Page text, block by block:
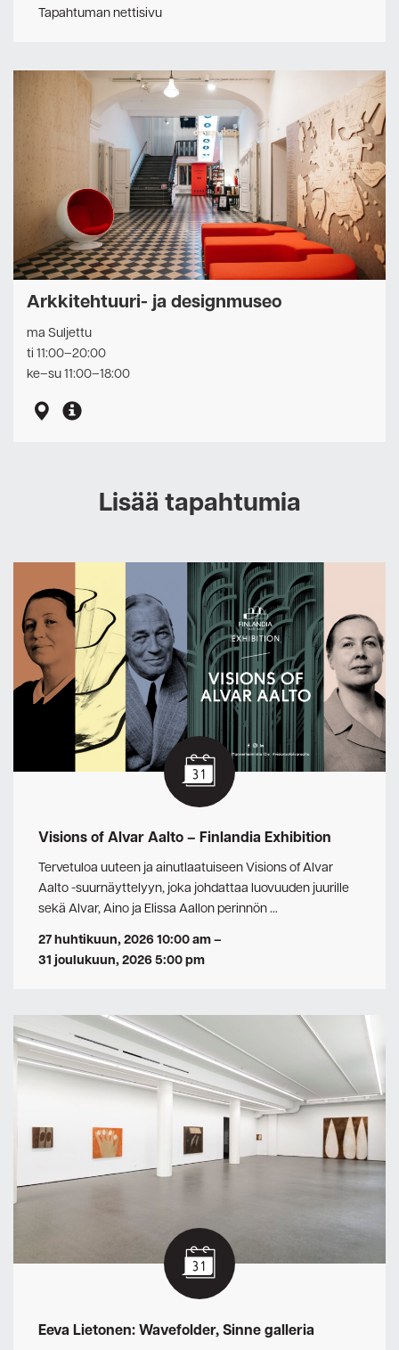
Tapahtuman nettisivu
Arkkitehtuuri- ja designmuseo
ma Suljettu
ti 11:00–20:00
ke–su 11:00–18:00
Lisää tapahtumia
Visions of Alvar Aalto – Finlandia Exhibition
Tervetuloa uuteen ja ainutlaatuiseen Visions of Alvar
Aalto -suurnäyttelyyn, joka johdattaa luovuuden juurille
sekä Alvar, Aino ja Elissa Aallon perinnön …
27 huhtikuun, 2026 10:00 am–
31 joulukuun, 2026 5:00 pm
Eeva Lietonen: Wavefolder, Sinne galleria